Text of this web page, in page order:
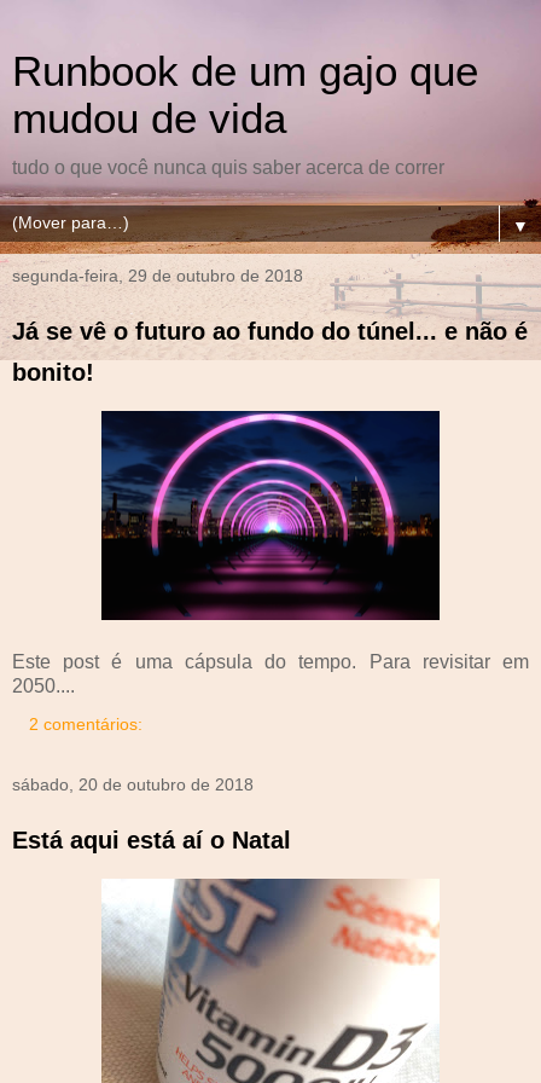
Runbook de um gajo que
mudou de vida
tudo o que você nunca quis saber acerca de correr
▼
segunda-feira, 29 de outubro de 2018
Já se vê o futuro ao fundo do túnel... e não é
bonito!
Este post é uma cápsula do tempo. Para revisitar em
2050....
2 comentários:
sábado, 20 de outubro de 2018
Está aqui está aí o Natal